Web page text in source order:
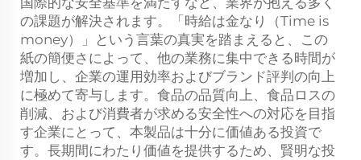
の課題が解決されます。「時給は金なり（Time is
money）」という言葉の真実を踏まえると、この
紙の簡便さによって、他の業務に集中できる時間が
増加し、企業の運用効率およびブランド評判の向上
に極めて寄与します。食品の品質向上、食品ロスの
削減、および消費者が求める安全性への対応を目指
す企業にとって、本製品は十分に価値ある投資で
す。長期間にわたり価値を提供するため、賢明な投